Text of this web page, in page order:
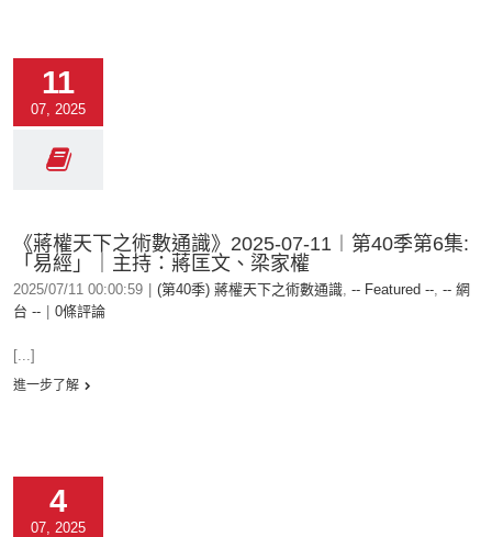
11
07, 2025
《蔣權天下之術數通識》2025-07-11︱第40季第6集:
「易經」｜主持：蔣匡文、梁家權
2025/07/11 00:00:59 (第40季) 蔣權天下之術數通識, -- Featured --, -- 網
台 --
0條評論
[...]
進一步了解
4
07, 2025